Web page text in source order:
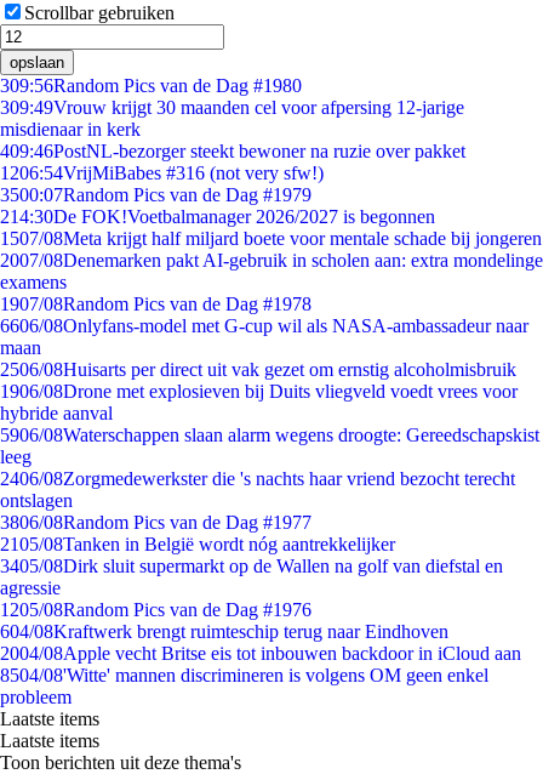
Scrollbar gebruiken
opslaan
309:56Random Pics van de Dag #1980
309:49Vrouw krijgt 30 maanden cel voor afpersing 12-jarige
misdienaar in kerk
409:46PostNL-bezorger steekt bewoner na ruzie over pakket
1206:54VrijMiBabes #316 (not very sfw!)
3500:07Random Pics van de Dag #1979
214:30De FOK!Voetbalmanager 2026/2027 is begonnen
1507/08Meta krijgt half miljard boete voor mentale schade bij jongeren
2007/08Denemarken pakt AI-gebruik in scholen aan: extra mondelinge
examens
1907/08Random Pics van de Dag #1978
6606/08Onlyfans-model met G-cup wil als NASA-ambassadeur naar
maan
2506/08Huisarts per direct uit vak gezet om ernstig alcoholmisbruik
1906/08Drone met explosieven bij Duits vliegveld voedt vrees voor
hybride aanval
5906/08Waterschappen slaan alarm wegens droogte: Gereedschapskist
leeg
2406/08Zorgmedewerkster die 's nachts haar vriend bezocht terecht
ontslagen
3806/08Random Pics van de Dag #1977
2105/08Tanken in België wordt nóg aantrekkelijker
3405/08Dirk sluit supermarkt op de Wallen na golf van diefstal en
agressie
1205/08Random Pics van de Dag #1976
604/08Kraftwerk brengt ruimteschip terug naar Eindhoven
2004/08Apple vecht Britse eis tot inbouwen backdoor in iCloud aan
8504/08'Witte' mannen discrimineren is volgens OM geen enkel
probleem
Laatste items
Laatste items
Toon berichten uit deze thema's